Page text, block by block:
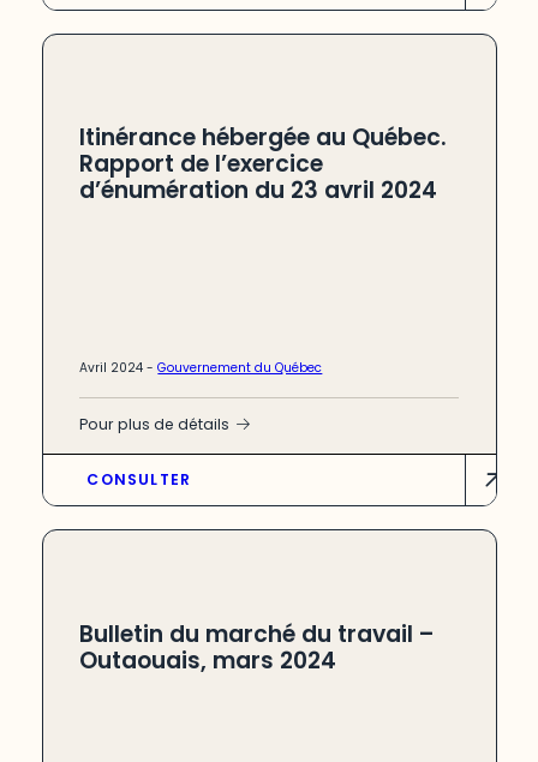
Itinérance hébergée au Québec.
Rapport de l’exercice
d’énumération du 23 avril 2024
Avril 2024 -Gouvernement du Québec
Pour plus de détails
CONSULTER
Bulletin du marché du travail –
Outaouais, mars 2024